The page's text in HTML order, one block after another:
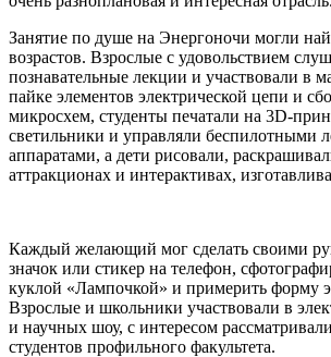
Занятие по душе на Энергоночи могли
возрастов. Взрослые с удовольствием
познавательные лекции и участвовали в
пайке элементов электрической цепи и
микросхем, студенты печатали на 3D-
светильники и управляли беспилотными
аппаратами, а дети рисовали,
аттракционах и интерактивах,
Каждый желающий мог сделать своими
значок или стикер на телефон,
куклой «Лампочкой» и примерить форму
Взрослые и школьники участвовали в
и научных шоу, с интересом
студентов профильного факультета.